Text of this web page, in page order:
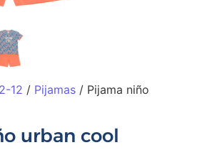
12 / Pijamas / Pijama niño
urban cool